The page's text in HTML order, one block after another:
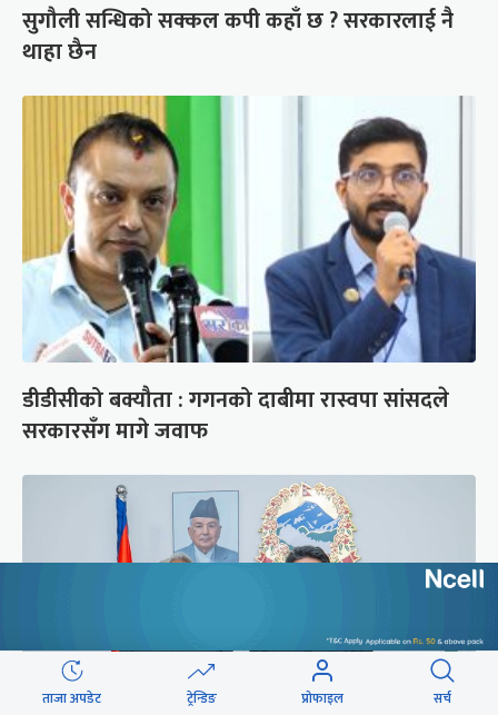
सुगौली सन्धिको सक्कल कपी कहाँ छ ? सरकारलाई नै
थाहा छैन
डीडीसीको बक्यौता : गगनको दाबीमा रास्वपा सांसदले
सरकारसँग मागे जवाफ
ताजा अपडेट ट्रेन्डिङ प्रोफाइल सर्च